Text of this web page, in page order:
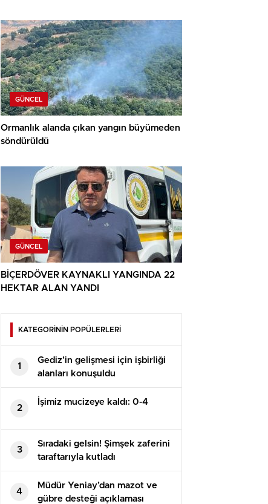
GÜNCEL
Ormanlık alanda çıkan yangın büyümeden
söndürüldü
GÜNCEL
BİÇERDÖVER KAYNAKLI YANGINDA 22
HEKTAR ALAN YANDI
KATEGORİNİN POPÜLERLERİ
1
Gediz’in gelişmesi için işbirliği
alanları konuşuldu
2
İşimiz mucizeye kaldı: 0-4
3
Sıradaki gelsin! Şimşek zaferini
taraftarıyla kutladı
4
Müdür Yeniay’dan mazot ve
gübre desteği açıklaması